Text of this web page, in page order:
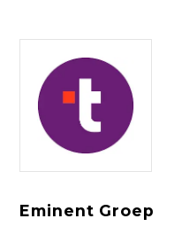
Eminent Groep